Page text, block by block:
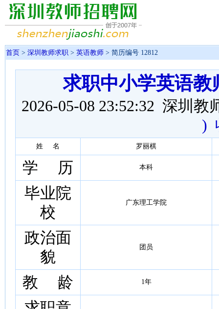
首页 > 深圳教师求职 > 英语教师 > 简历编号 12812
求职中小学英语教
2026-05-08 23:52:32 深圳
)
姓 名 罗丽棋
学 历 本科
毕业院
校
广东理工学院
政治面
貌
团员
教 龄 1年